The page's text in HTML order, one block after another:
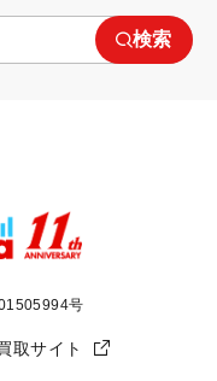
検索
号
取サイト